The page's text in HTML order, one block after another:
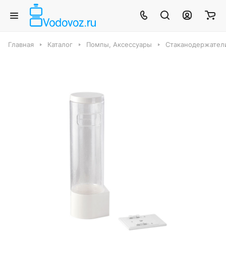
Главная Каталог Помпы, Аксессуары